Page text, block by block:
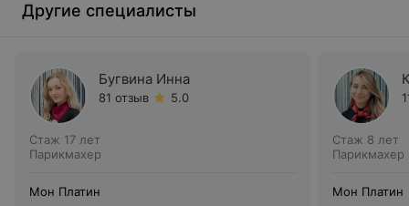
Другие специалисты
Бугвина Инна
81 отзыв 5.0
Стаж 17 лет
Парикмахер
Мон Платин
Стаж 8 лет
Парикмахер
Мон Платин